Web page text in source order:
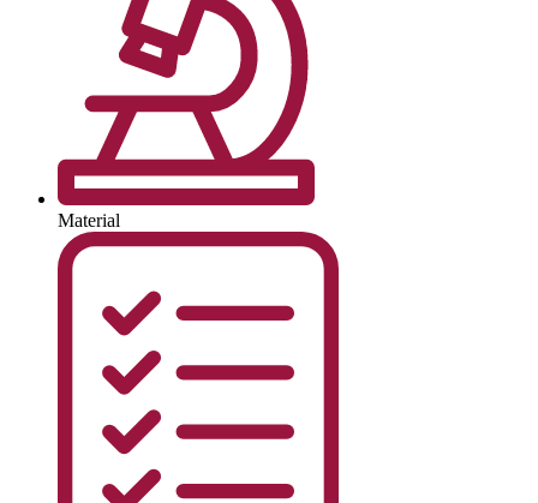
Material